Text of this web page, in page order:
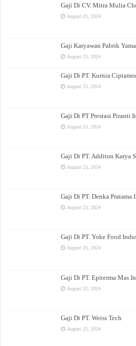
Gaji Di CV. Mitra Mulia
August 23, 2024
Gaji Karyawan Pabrik
August 23, 2024
Gaji Di PT. Kurnia
August 23, 2024
Gaji Di PT Prestasi Piranti
August 23, 2024
Gaji Di PT. Additon Karya
August 23, 2024
Gaji Di PT. Denka Pratama
August 23, 2024
Gaji Di PT. Yoke Food
August 23, 2024
Gaji Di PT. Epiterma Mas
August 22, 2024
Gaji Di PT. Weiss Tech
August 22, 2024